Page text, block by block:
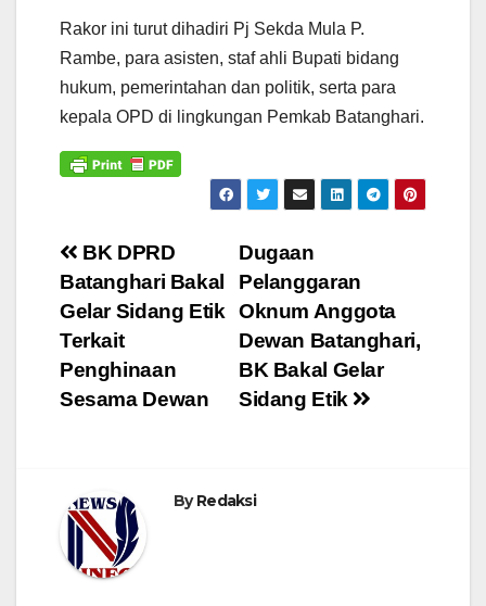
Rakor ini turut dihadiri Pj Sekda Mula P.
Rambe, para asisten, staf ahli Bupati bidang
hukum, pemerintahan dan politik, serta para
kepala OPD di lingkungan Pemkab Batanghari.
Navigasi
pos
Dugaan
Pelanggaran
Oknum Anggota
Dewan Batanghari,
BK Bakal Gelar
Sidang Etik
BK DPRD
Batanghari Bakal
Gelar Sidang Etik
Terkait
Penghinaan
Sesama Dewan
ByRedaksi